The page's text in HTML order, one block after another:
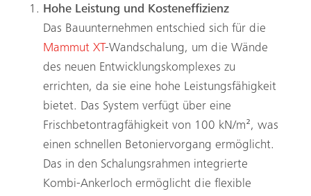
Hohe Leistung und Kosteneffizienz
Das Bauunternehmen entschied sich für die
Mammut XT-Wandschalung, um die Wände
des neuen Entwicklungskomplexes zu
errichten, da sie eine hohe Leistungsfähigkeit
bietet. Das System verfügt über eine
Frischbetontragfähigkeit von 100 kN/m², was
einen schnellen Betoniervorgang ermöglicht.
Das in den Schalungsrahmen integrierte
Kombi-Ankerloch ermöglicht die flexible